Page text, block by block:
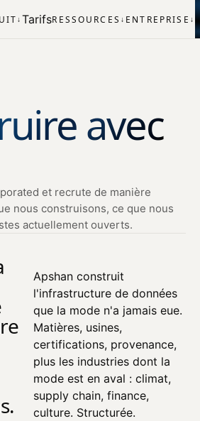
↓TarifsRESSOURCES ↓ ENTREPRISE ↓
avec
et recrute de manière
nous construisons, ce que nous
actuellement ouverts.
Apshan construit
l'infrastructure de données
que la mode n'a jamais eue.
Matières, usines,
certifications, provenance,
plus les industries dont la
mode est en aval : climat,
supply chain, finance,
culture. Structurée.